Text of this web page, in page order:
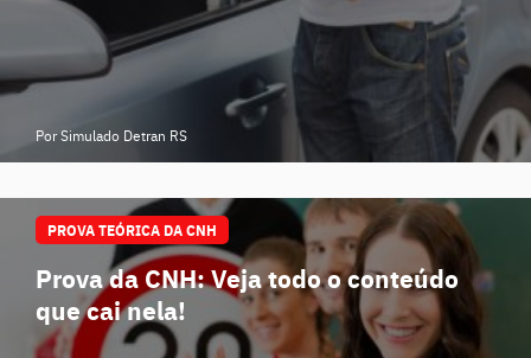
Por Simulado Detran RS
PROVA TEÓRICA DA CNH
Prova da CNH: Veja todo o conteúdo
que cai nela!